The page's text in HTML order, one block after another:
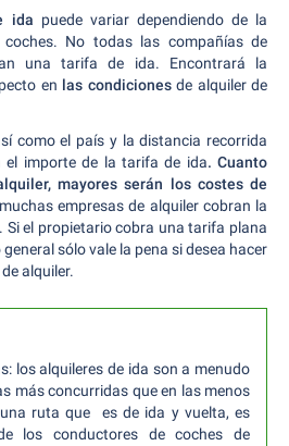
ida puede variar dependiendo de la
No todas las compañías de
una tarifa de ida. Encontrará la
en las condicionesde alquiler de
como el país y la distancia recorrida
el importe de la tarifa de ida. Cuanto
mayores serán los costes de
empresas de alquiler cobran la
el propietario cobra una tarifa plana
sólo vale la pena si desea hacer
alquiler.
los alquileres de ida son a menudo
más concurridas que en las menos
ruta que es de ida y vuelta, es
los conductores de coches de